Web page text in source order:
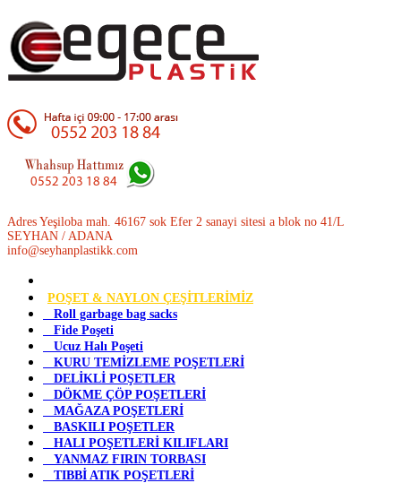
Adres Yeşiloba mah. 46167 sok Efer 2 sanayi sitesi a blok no 41/L
SEYHAN / ADANA
info@seyhanplastikk.com
POŞET & NAYLON ÇEŞİTLERİMİZ
Roll garbage bag sacks
Fide Poşeti
Ucuz Halı Poşeti
KURU TEMİZLEME POŞETLERİ
DELİKLİ POŞETLER
DÖKME ÇÖP POŞETLERİ
MAĞAZA POŞETLERİ
BASKILI POŞETLER
HALI POŞETLERİ KILIFLARI
YANMAZ FIRIN TORBASI
TIBBİ ATIK POŞETLERİ